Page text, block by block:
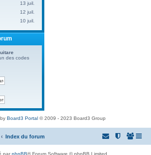
13 juil.
12 juil.
10 juil.
des codes
Board3 Portal© 2009 - 2023 Board3 Group
Index du forum
parphpBB® Forum Software © phpBB Limited